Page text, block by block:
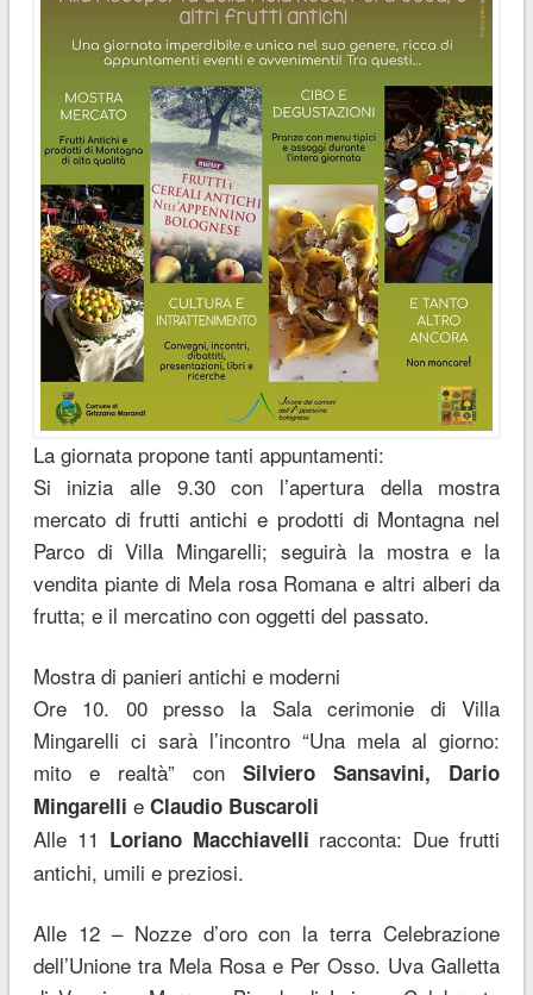
La giornata propone tanti appuntamenti:
Si inizia alle 9.30 con l’apertura della mostra
mercato di frutti antichi e prodotti di Montagna nel
Parco di Villa Mingarelli; seguirà la mostra e la
vendita piante di Mela rosa Romana e altri alberi da
frutta; e il mercatino con oggetti del passato.
Mostra di panieri antichi e moderni
Ore 10. 00 presso la Sala cerimonie di Villa
Mingarelli ci sarà l’incontro “Una mela al giorno:
mito e realtà” conSilviero Sansavini,
Dario
Mingarelli e Claudio Buscaroli
Alle 11 Loriano Macchiavelli racconta: Due frutti
antichi, umili e preziosi.
Alle 12 – Nozze d’oro con la terra Celebrazione
dell’Unione tra Mela Rosa e Per Osso. Uva Galletta